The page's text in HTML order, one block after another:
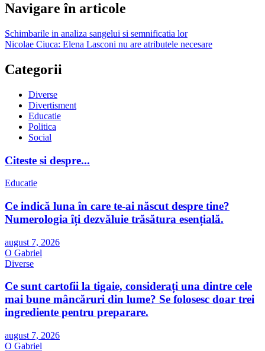
Navigare în articole
Schimbarile in analiza sangelui si semnificatia lor
Nicolae Ciuca: Elena Lasconi nu are atributele necesare
Categorii
Diverse
Divertisment
Educatie
Politica
Social
Citeste si despre...
Educatie
Ce indică luna în care te-ai născut despre tine?
Numerologia îți dezvăluie trăsătura esențială.
august 7, 2026
O Gabriel
Diverse
Ce sunt cartofii la tigaie, considerați una dintre cele
mai bune mâncăruri din lume? Se folosesc doar trei
ingrediente pentru preparare.
august 7, 2026
O Gabriel